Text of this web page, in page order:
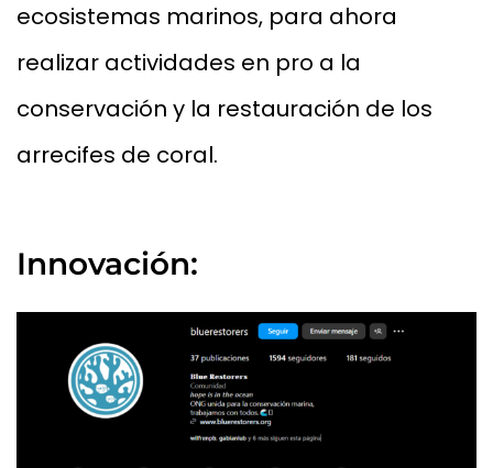
ecosistemas marinos, para ahora
realizar actividades en pro a la
conservación y la restauración de los
arrecifes de coral.
Innovación: